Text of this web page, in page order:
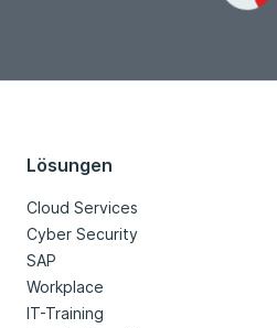
Lösungen
Cloud Services
Cyber Security
SAP
Workplace
IT-Training